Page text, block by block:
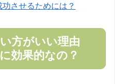
させるためには？
方がいい理由
効果的なの？